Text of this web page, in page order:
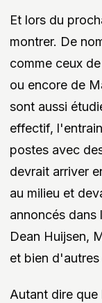
Et lors du
montrer. De
comme ceux
ou encore de
sont aussi
effectif,
postes avec
devrait arriver
au milieu et
annoncés dans
Dean Huijsen,
et bien d'autres
Autant dire